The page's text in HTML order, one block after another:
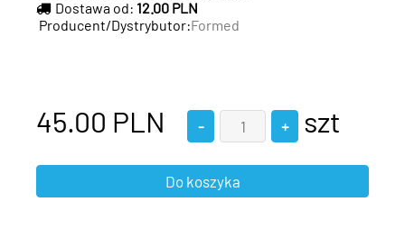
Dostawa od: 12.00 PLN
Producent/Dystrybutor:Formed
45.00 PLN szt